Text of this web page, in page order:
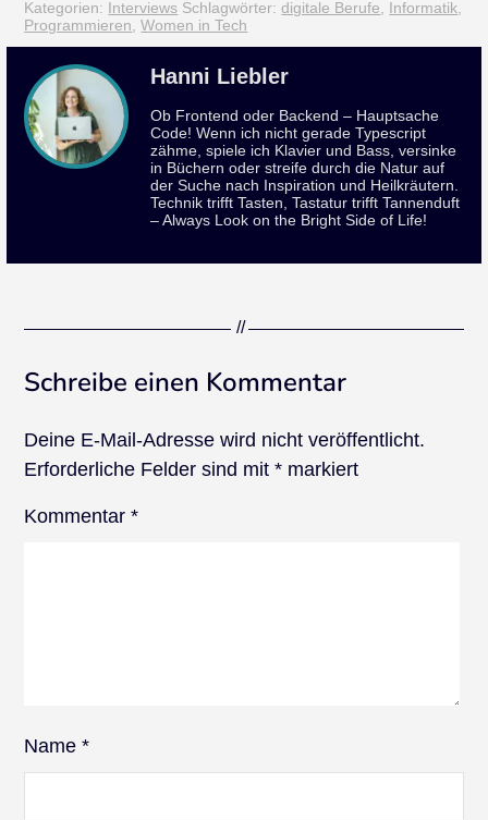
Kategorien: Interviews Schlagwörter:digitale Berufe Informatik
Programmieren ,Women in Tech
Hanni Liebler
Ob Frontend oder Backend – Hauptsache
Code! Wenn ich nicht gerade Typescript
zähme, spiele ich Klavier und Bass, versinke
in Büchern oder streife durch die Natur auf
der Suche nach Inspiration und Heilkräutern.
Technik trifft Tasten, Tastatur trifft Tannenduft
– Always Look on the Bright Side of Life!
Schreibe einen Kommentar
Deine E-Mail-Adresse wird nicht veröffentlicht.
Erforderliche Felder sind mit* markiert
Kommentar*
Name*